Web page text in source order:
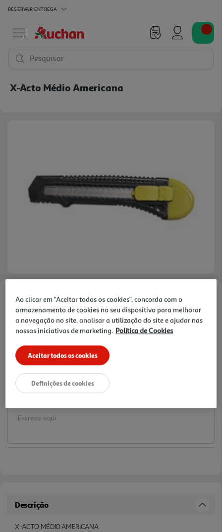
RESERVAR ENTREGA
Pesquisar
X-Acto Médio Americana
Faça a sua avaliação
Ref. / EAN:4030969913796
1.79 €/un
1,79 €
Descrição
X-ACTO MÉDIO AMERICANA
Ao clicar em "Aceitar todos os cookies", concorda com o
armazenamento de cookies no seu dispositivo para melhorar
a navegação no site, analisar a utilização do site e ajudar nas
nossas iniciativas de marketing. Política de Cookies
Aceitar todos os cookies
Definições de cookies